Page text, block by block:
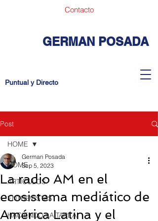
Contacto
GERMAN POSADA
Puntual y Directo
Post
HOME
ARTICULOS
ENTREVISTAS
HACIENDO LA TAREA
HOME
La radio AM en el
ecosistema mediático de
América Latina y el
German Posada
Sep 5, 2023